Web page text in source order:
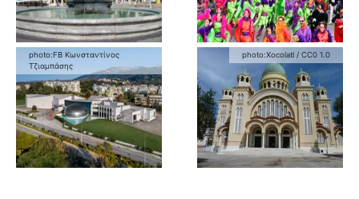
photo:FB Κωνσταντίνος
Τζιαμπάσης
photo:Xocolatl / CC0 1.0